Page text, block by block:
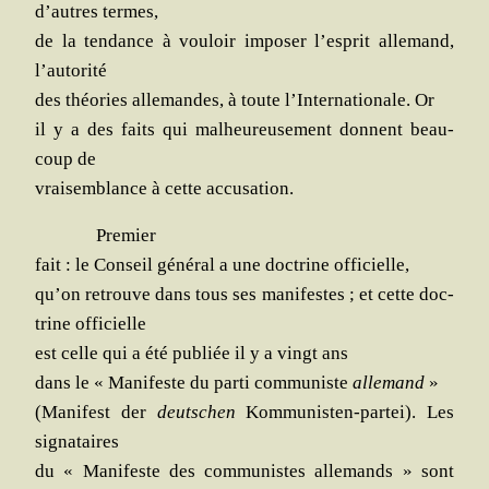
d’autres termes,
de la ten­dance à vou­loir impo­ser l’es­prit alle­mand,
l’autorité
des théo­ries alle­mandes, à toute l’In­ter­na­tio­nale. Or
il y a des faits qui mal­heu­reu­se­ment donnent beau­
coup de
vrai­sem­blance à cette accusation.
Pre­mier
fait : le Conseil géné­ral a une doc­trine officielle,
qu’on retrouve dans tous ses mani­festes ; et cette doc­
trine officielle
est celle qui a été publiée il y a vingt ans
dans le « Mani­feste du par­ti com­mu­niste alle­mand »
(Mani­fest der deut­schen Kom­mu­nis­ten-par­tei). Les
signataires
du « Mani­feste des com­mu­nistes alle­mands » sont